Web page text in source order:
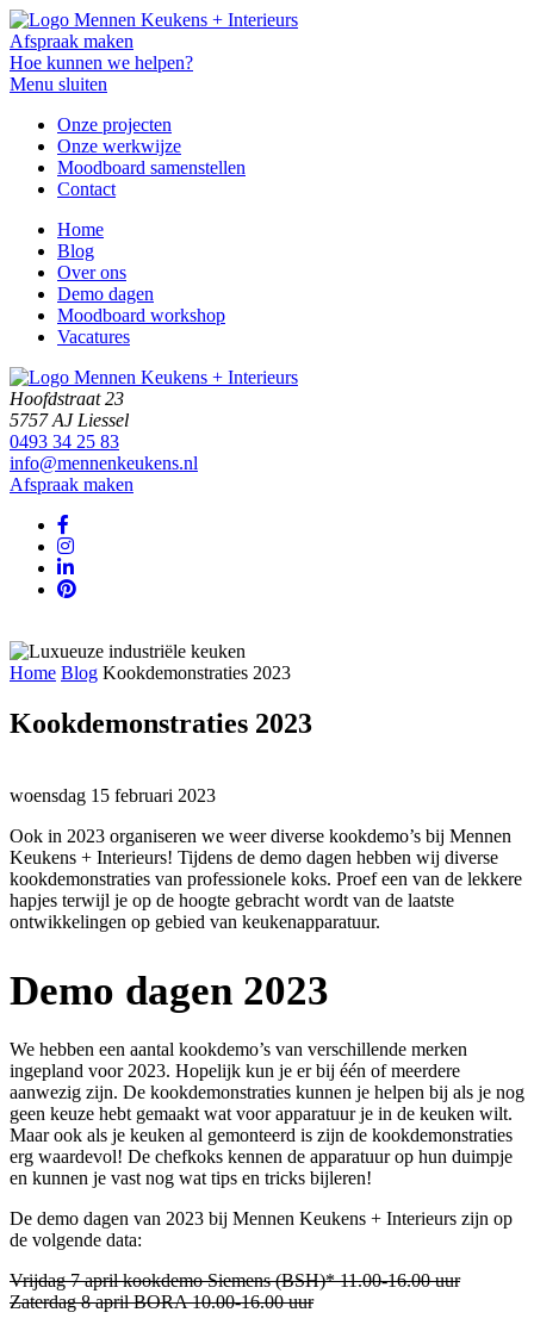
Afspraak maken
Hoe kunnen we helpen?
Menu sluiten
Onze projecten
Onze werkwijze
Moodboard samenstellen
Contact
Home
Blog
Over ons
Demo dagen
Moodboard workshop
Vacatures
Hoofdstraat 23
5757 AJ Liessel
0493 34 25 83
info@mennenkeukens.nl
Afspraak maken
Home Blog Kookdemonstraties 2023
Kookdemonstraties 2023
woensdag 15 februari 2023
Ook in 2023 organiseren we weer diverse kookdemo’s bij Mennen
Keukens + Interieurs! Tijdens de demo dagen hebben wij diverse
kookdemonstraties van professionele koks. Proef een van de lekkere
hapjes terwijl je op de hoogte gebracht wordt van de laatste
ontwikkelingen op gebied van keukenapparatuur.
Demo dagen 2023
We hebben een aantal kookdemo’s van verschillende merken
ingepland voor 2023. Hopelijk kun je er bij één of meerdere
aanwezig zijn. De kookdemonstraties kunnen je helpen bij als je nog
geen keuze hebt gemaakt wat voor apparatuur je in de keuken wilt.
Maar ook als je keuken al gemonteerd is zijn de kookdemonstraties
erg waardevol! De chefkoks kennen de apparatuur op hun duimpje
en kunnen je vast nog wat tips en tricks bijleren!
De demo dagen van 2023 bij Mennen Keukens + Interieurs zijn op
de volgende data:
Vrijdag 7 april kookdemo Siemens (BSH)* 11.00-16.00 uur
Zaterdag 8 april BORA 10.00-16.00 uur